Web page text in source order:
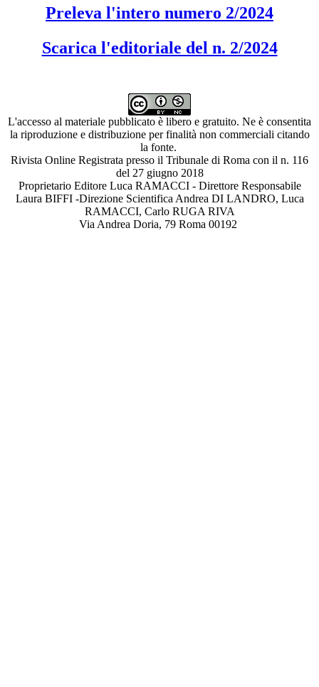
Preleva l'intero numero 2/2024
Scarica l'editoriale del n. 2/2024
L'accesso al materiale pubblicato è libero e gratuito. Ne è consentita
la riproduzione e distribuzione per finalità non commerciali citando
la fonte.
Rivista Online Registrata presso il Tribunale di Roma con il n. 116
del 27 giugno 2018
Proprietario Editore Luca RAMACCI - Direttore Responsabile
Laura BIFFI -Direzione Scientifica Andrea DI LANDRO, Luca
RAMACCI, Carlo RUGA RIVA
Via Andrea Doria, 79 Roma 00192